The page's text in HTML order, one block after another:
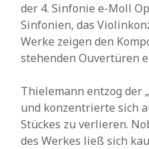
der 4. Sinfonie e-Moll
Sinfonien, das
Werke zeigen den
stehenden Ouvertüren
Thielemann entzog der
und konzentrierte sich
Stückes zu verlieren.
des Werkes ließ sich